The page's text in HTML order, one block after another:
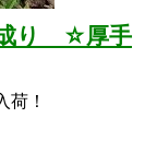
り ☆厚手
荷！